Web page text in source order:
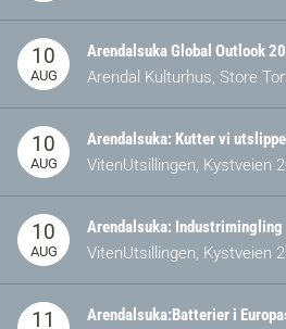
10
AUG
10
AUG
VitenUtsillingen, Kystveien 2
10
AUG
Arendalsuka: Industrimingling
VitenUtsillingen, Kystveien 2
11